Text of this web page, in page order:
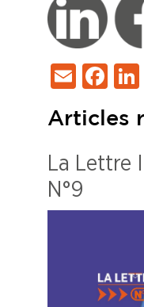
Email
Articles
La Lettre
N°9